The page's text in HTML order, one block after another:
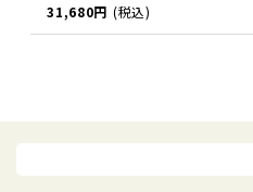
31,680円 (税込)